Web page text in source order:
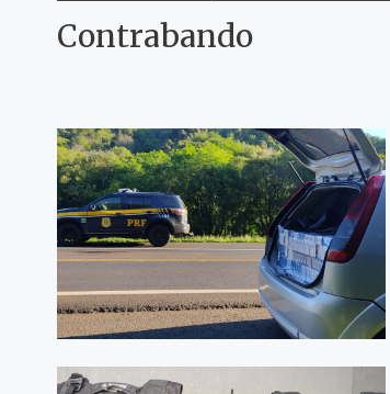
Contrabando